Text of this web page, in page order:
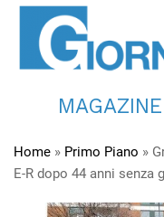
Home » Primo Piano »
E-R dopo 44 anni senza